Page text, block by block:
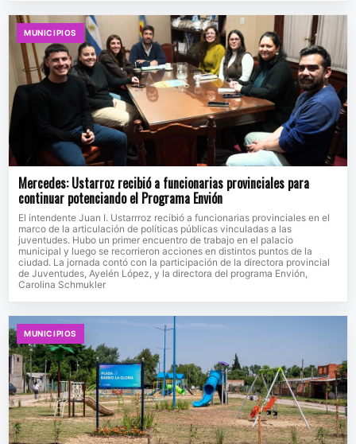
MUNICIPIOS
Mercedes: Ustarroz recibió a funcionarias provinciales para
continuar potenciando el Programa Envión
El intendente Juan I. Ustarrroz recibió a funcionarias provinciales en el
marco de la articulación de políticas públicas vinculadas a las
juventudes. Hubo un primer encuentro de trabajo en el palacio
municipal y luego se recorrieron acciones en distintos puntos de la
ciudad. La jornada contó con la participación de la directora provincial
de Juventudes, Ayelén López, y la directora del programa Envión,
Carolina Schmukler
MUNICIPIOS